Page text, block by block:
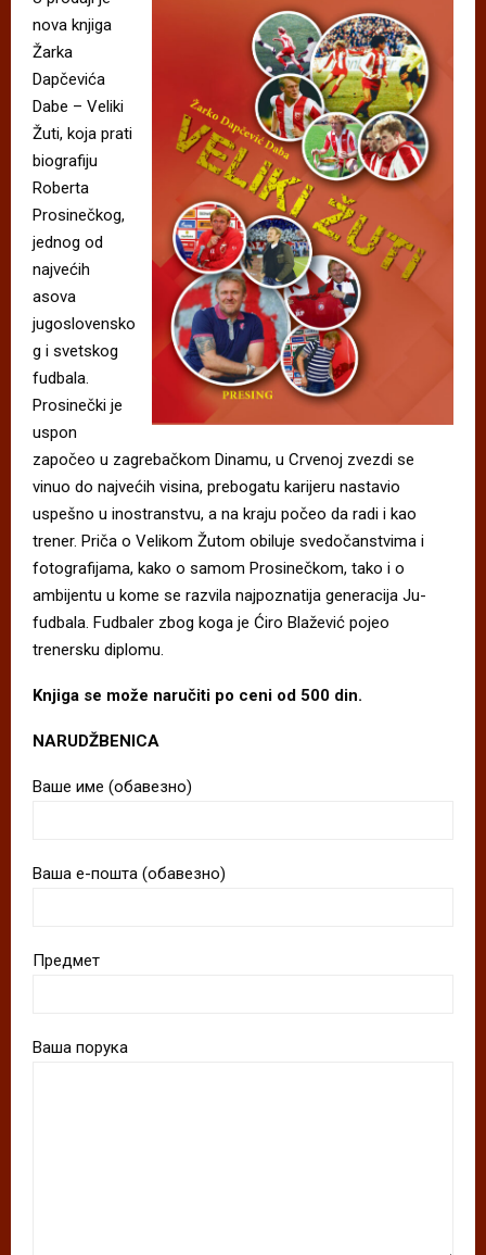
nova knjiga
Žarka
Dapčevića
Dabe – Veliki
Žuti, koja prati
biografiju
Roberta
Prosinečkog,
jednog od
najvećih
asova
jugoslovensko
g i svetskog
fudbala.
Prosinečki je
uspon
započeo u zagrebačkom Dinamu, u Crvenoj zvezdi se
vinuo do najvećih visina, prebogatu karijeru nastavio
uspešno u inostranstvu, a na kraju počeo da radi i kao
trener. Priča o Velikom Žutom obiluje svedočanstvima i
fotografijama, kako o samom Prosinečkom, tako i o
ambijentu u kome se razvila najpoznatija generacija Ju-
fudbala. Fudbaler zbog koga je Ćiro Blažević pojeo
trenersku diplomu.
Knjiga se može naručiti po ceni od 500 din.
NARUDŽBENICA
Ваше име (обавезно)
Ваша е-пошта (обавезно)
Предмет
Ваша порука